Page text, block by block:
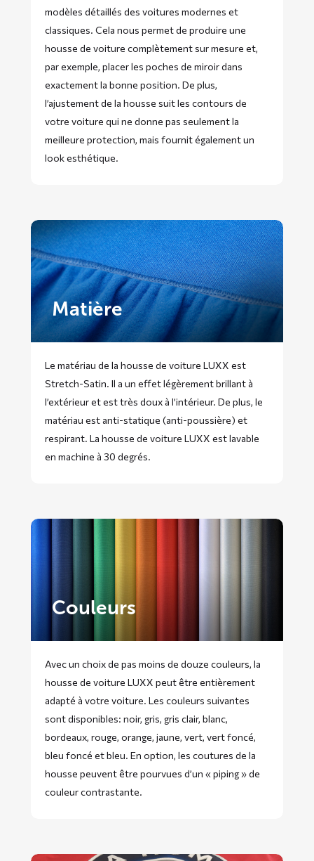
modèles détaillés des voitures modernes et
classiques. Cela nous permet de produire une
housse de voiture complètement sur mesure et,
par exemple, placer les poches de miroir dans
exactement la bonne position. De plus,
l’ajustement de la housse suit les contours de
votre voiture qui ne donne pas seulement la
meilleure protection, mais fournit également un
look esthétique.
Matière
Le matériau de la housse de voiture LUXX est
Stretch-Satin. Il a un effet légèrement brillant à
l’extérieur et est très doux à l’intérieur. De plus, le
matériau est anti-statique (anti-poussière) et
respirant. La housse de voiture LUXX est lavable
en machine à 30 degrés.
Couleurs
Avec un choix de pas moins de douze couleurs, la
housse de voiture LUXX peut être entièrement
adapté à votre voiture. Les couleurs suivantes
sont disponibles: noir, gris, gris clair, blanc,
bordeaux, rouge, orange, jaune, vert, vert foncé,
bleu foncé et bleu. En option, les coutures de la
housse peuvent être pourvues d’un « piping » de
couleur contrastante.